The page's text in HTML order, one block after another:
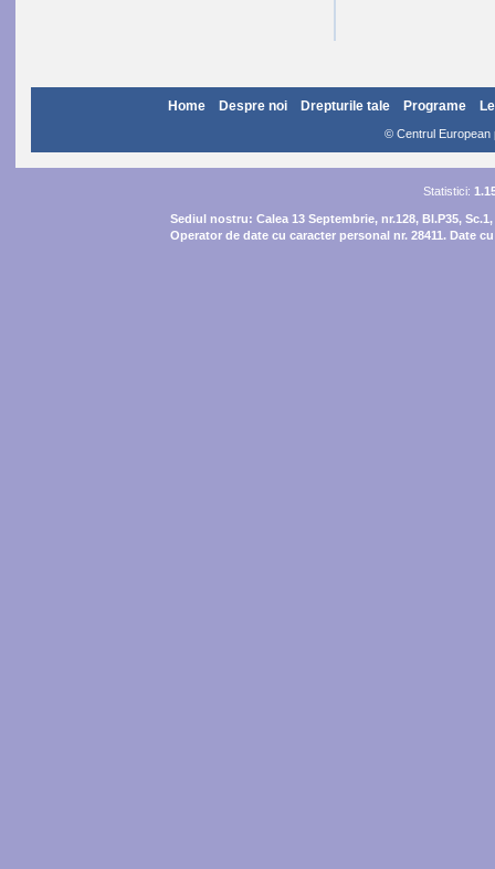
Home Despre noi Drepturile tale Programe
© Centrul European
Statistici:
Sediul nostru: Calea 13 Septembrie, nr.128, Bl.P35,
Operator de date cu caracter personal nr. 28411. Date